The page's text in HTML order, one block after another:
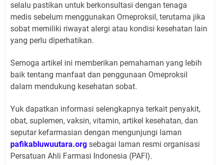
selalu pastikan untuk berkonsultasi dengan tenaga
medis sebelum menggunakan Omeproksil, terutama jika
sobat memiliki riwayat alergi atau kondisi kesehatan lain
yang perlu diperhatikan.
Semoga artikel ini memberikan pemahaman yang lebih
baik tentang manfaat dan penggunaan Omeproksil
dalam mendukung kesehatan sobat.
Yuk dapatkan informasi selengkapnya terkait penyakit,
obat, suplemen, vaksin, vitamin, artikel kesehatan, dan
seputar kefarmasian dengan mengunjungi laman
pafikabluwuutara.org sebagai laman resmi organisasi
Persatuan Ahli Farmasi Indonesia (PAFI).